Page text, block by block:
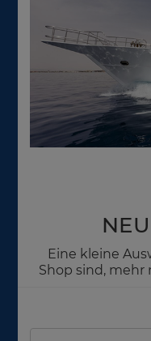
Eine kleine
Shop sind, mehr